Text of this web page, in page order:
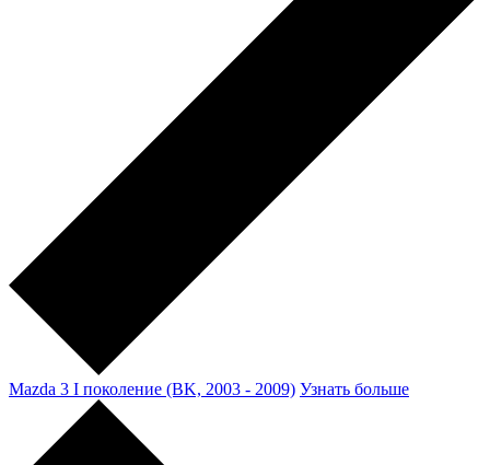
Mazda 3 I поколение (BK, 2003 - 2009) Узнать больше